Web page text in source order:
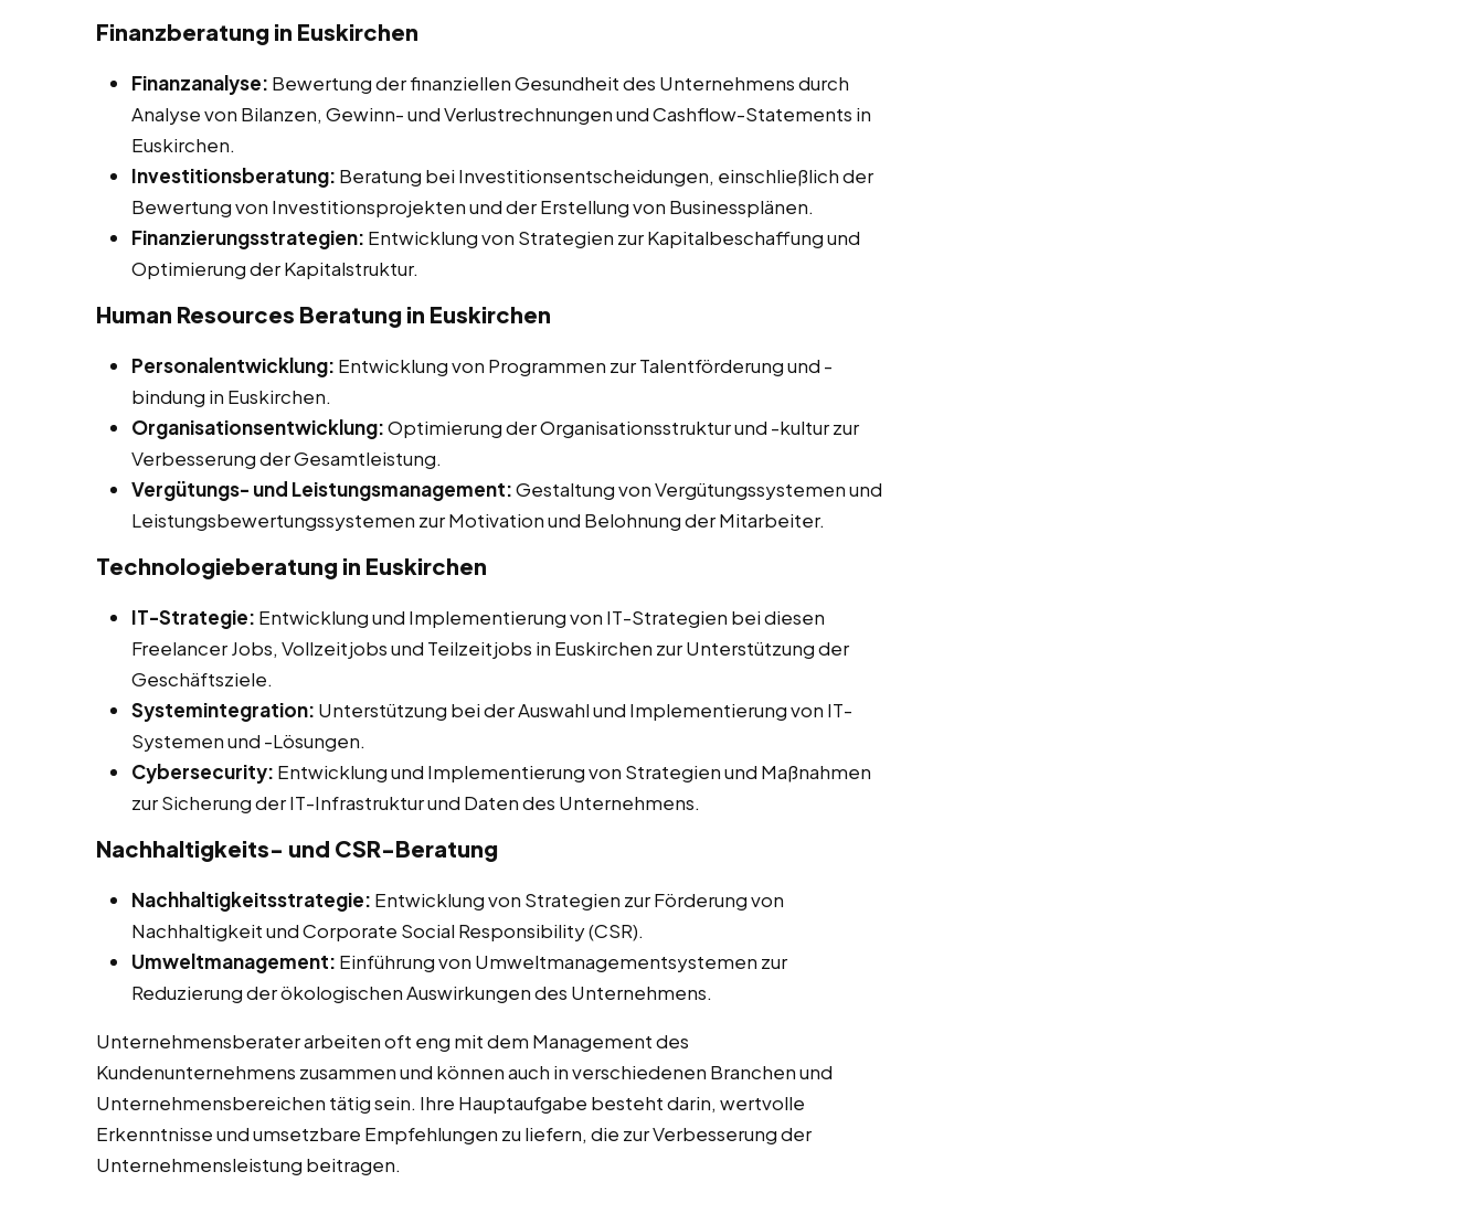
Finanzberatung in Euskirchen
Finanzanalyse: Bewertung der finanziellen Gesundheit des Unternehmens durch
Analyse von Bilanzen, Gewinn- und Verlustrechnungen und Cashflow-Statements in
Euskirchen.
Investitionsberatung: Beratung bei Investitionsentscheidungen, einschließlich der
Bewertung von Investitionsprojekten und der Erstellung von Businessplänen.
Finanzierungsstrategien: Entwicklung von Strategien zur Kapitalbeschaffung und
Optimierung der Kapitalstruktur.
Human Resources Beratung in Euskirchen
Personalentwicklung: Entwicklung von Programmen zur Talentförderung und -
bindung in Euskirchen.
Organisationsentwicklung:Optimierung der Organisationsstruktur und -kultur zur
Verbesserung der Gesamtleistung.
Vergütungs- und Leistungsmanagement:Gestaltung von Vergütungssystemen und
Leistungsbewertungssystemen zur Motivation und Belohnung der Mitarbeiter.
Technologieberatung in Euskirchen
IT-Strategie: Entwicklung und Implementierung von IT-Strategien bei diesen
Freelancer Jobs, Vollzeitjobs und Teilzeitjobs in Euskirchen zur Unterstützung der
Geschäftsziele.
Systemintegration: Unterstützung bei der Auswahl und Implementierung von IT-
Systemen und -Lösungen.
Cybersecurity: Entwicklung und Implementierung von Strategien und Maßnahmen
zur Sicherung der IT-Infrastruktur und Daten des Unternehmens.
Nachhaltigkeits- und CSR-Beratung
Nachhaltigkeitsstrategie: Entwicklung von Strategien zur Förderung von
Nachhaltigkeit und Corporate Social Responsibility (CSR).
Umweltmanagement: Einführung von Umweltmanagementsystemen zur
Reduzierung der ökologischen Auswirkungen des Unternehmens.
Unternehmensberater arbeiten oft eng mit dem Management des
Kundenunternehmens zusammen und können auch in verschiedenen Branchen und
Unternehmensbereichen tätig sein. Ihre Hauptaufgabe besteht darin, wertvolle
Erkenntnisse und umsetzbare Empfehlungen zu liefern, die zur Verbesserung der
Unternehmensleistung beitragen.